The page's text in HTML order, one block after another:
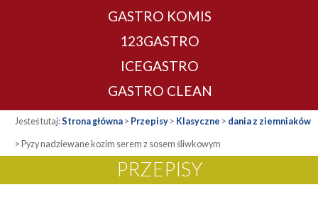
GASTRO KOMIS
123GASTRO
ICEGASTRO
GASTRO CLEAN
Jesteś tutaj:Strona główna> Przepisy> Klasyczne > dania z ziemniaków
> Pyzy nadziewane kozim serem z sosem śliwkowym
PRZEPISY